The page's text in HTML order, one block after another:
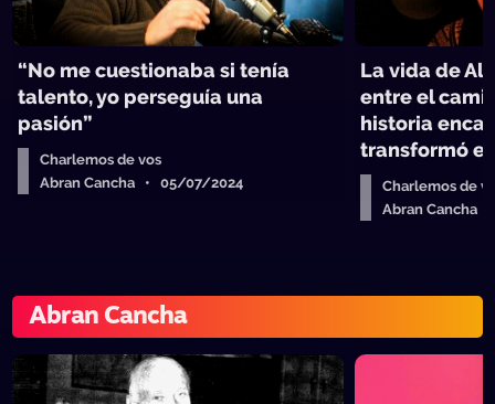
“No me cuestionaba si tenía
talento, yo perseguía una
pasión”
Charlemos de vos
Abran Cancha • 05/07/2024
La vida de
entre el
historia
transformó
Charlemos de
Abran Cancha
Abran Cancha